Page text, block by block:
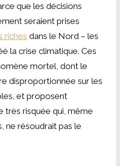
que les décisions
seraient prises
riches dans le Nord – les
la crise climatique. Ces
mortel, dont le
disproportionnée sur les
et proposent
très risquée qui, même
ne résoudrait pas le